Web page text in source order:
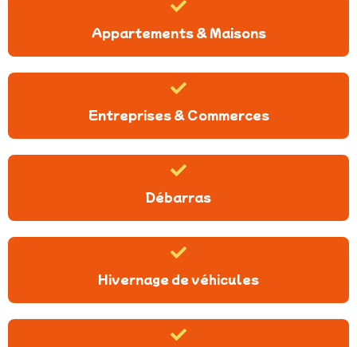
Appartements & Maisons
Entreprises & Commerces
Débarras
Hivernage de véhicules